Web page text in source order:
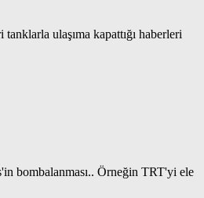
ulaşıma kapattığı haberleri
bombalanması.. Örneğin TRT'yi ele